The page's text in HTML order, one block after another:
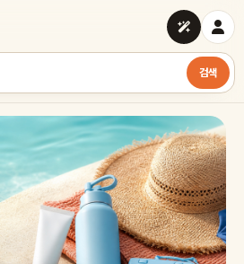
검색
서 찾아보세요